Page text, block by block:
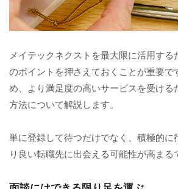
メイテックネクストを最大限に活用す
のポイントを押さえておくことが重要で
め、より満足度の高いサービスを受ける
方法について解説します。
単に登録して待つだけでなく、積極的に
り良い転職先に出会える可能性が高まる